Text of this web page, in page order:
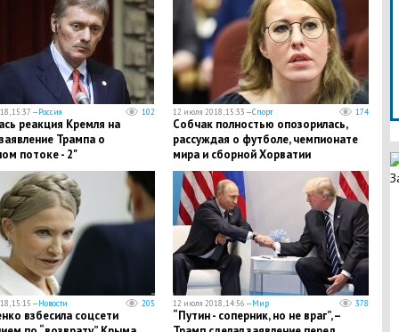
15:37 —Россия 102
реакция Кремля на
Трампа о
потоке - 2"
12 июля 2018, 15:33 —Спорт 174
Собчак полностью опозорилась,
рассуждая о футболе, чемпионате
мира и сборной Хорватии
15:15 —Новости 205
взбесила соцсети
12 июля 2018, 14:56 —Мир 378
“Путин - соперник, но не враг”, –